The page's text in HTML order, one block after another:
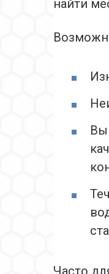
найти
Часто